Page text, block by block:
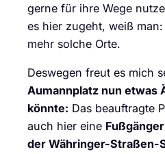
gerne für ihre Wege
es hier zugeht, weiß
mehr solche Orte.
Deswegen freut es mich
Aumannplatz nun etwas
könnte: Das beauftragte
auch hier eine
der Währinger-Straßen-